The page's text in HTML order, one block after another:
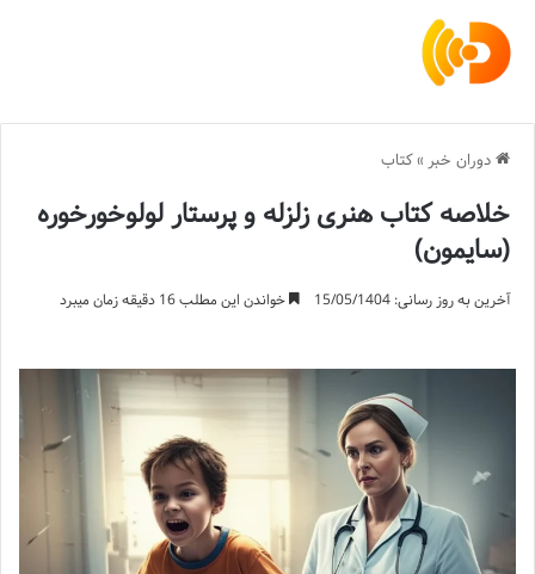
دوران خبر »کتاب
خلاصه کتاب هنری زلزله و پرستار لولوخورخوره
(سایمون)
آخرین به روز رسانی: 15/05/1404 خواندن این مطلب 16 دقیقه زمان میبرد